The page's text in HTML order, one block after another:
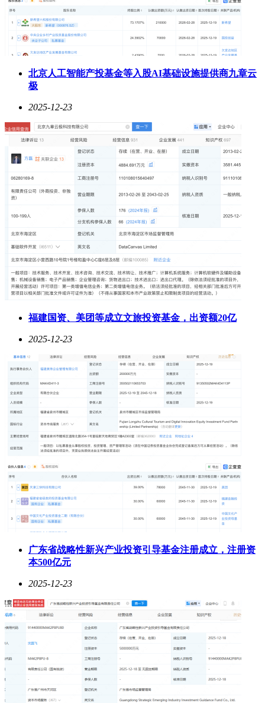
北京人工智能产投基金等入股AI基础设施提供商九章云
极
2025-12-23
福建国资、美团等成立文旅投资基金，出资额20亿
2025-12-23
广东省战略性新兴产业投资引导基金注册成立，注册资
本500亿元
2025-12-23